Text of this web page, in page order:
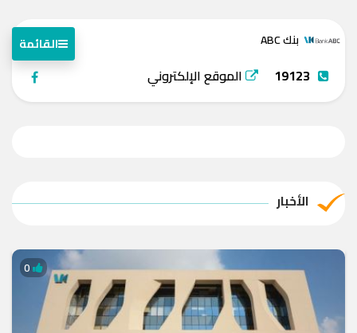
بنك ABC القائمة
19123 الموقع الإلكتروني
الأخبار